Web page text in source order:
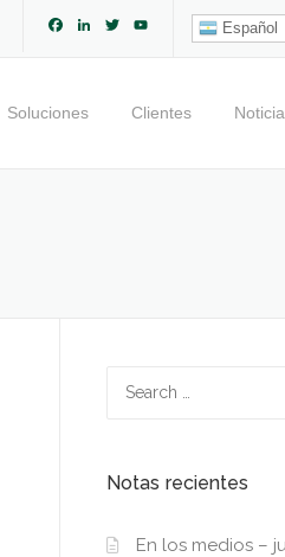
Español
Facebook
LinkedIn
TwitterYouTube
Channel
Soluciones Clientes
Notas recientes
En los medios –